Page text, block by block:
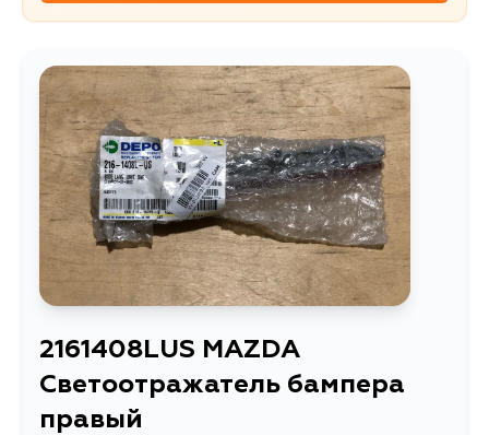
2161408LUS MAZDA
Светоотражатель бампера
правый